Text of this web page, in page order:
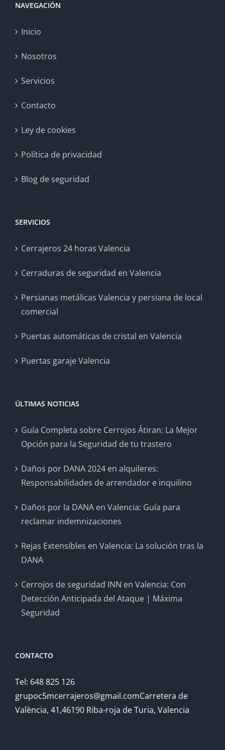
NAVEGACIÓN
Inicio
Nosotros
Servicios
Contacto
Ley de cookies
Política de privacidad
Blog de seguridad
SERVICIOS
Cerrajeros 24 horas Valencia
Cerraduras de seguridad en Valencia
Persianas metálicas Valencia y persiana de local
comercial
Puertas automáticas de cristal en Valencia
Puertas garaje Valencia
ÚLTIMAS NOTICIAS
Guía Completa sobre Cerrojos Átiran: La Mejor
Opción para la Seguridad de tu trastero
Daños por DANA 2024 en alquileres:
Responsabilidades de arrendador e inquilino
Daños por la DANA en Valencia: Guía para
reclamar indemnizaciones
Rejas Extensibles en Valencia: La solución tras la
DANA
Cerrojos de seguridad INN en Valencia: Con
Detección Anticipada del Ataque | Máxima
Seguridad
CONTACTO
Tel: 648 825 126
grupoc5mcerrajeros@gmail.comCarretera de
València, 41,46190 Riba-roja de Turia, Valencia